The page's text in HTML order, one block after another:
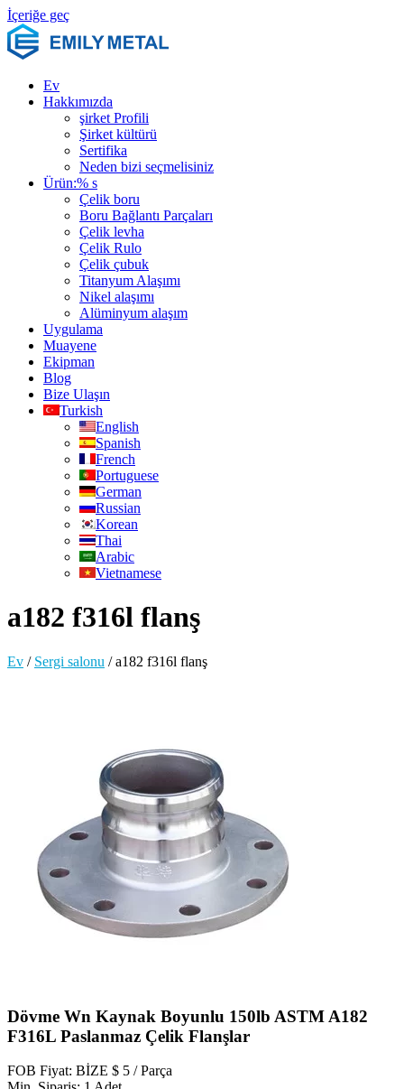
İçeriğe geç
Ev
Hakkımızda
şirket Profili
Şirket kültürü
Sertifika
Neden bizi seçmelisiniz
Ürün:% s
Çelik boru
Boru Bağlantı Parçaları
Çelik levha
Çelik Rulo
Çelik çubuk
Titanyum Alaşımı
Nikel alaşımı
Alüminyum alaşım
Uygulama
Muayene
Ekipman
Blog
Bize Ulaşın
Turkish
English
Spanish
French
Portuguese
German
Russian
Korean
Thai
Arabic
Vietnamese
a182 f316l flanş
Ev / Sergi salonu /a182 f316l flanş
Dövme Wn Kaynak Boyunlu 150lb ASTM A182
F316L Paslanmaz Çelik Flanşlar
FOB Fiyat: BİZE $ 5 / Parça